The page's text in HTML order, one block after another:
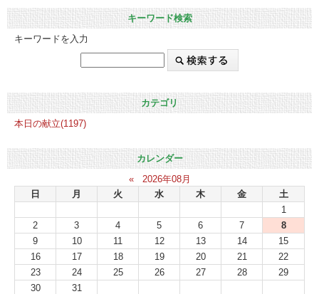
キーワード検索
キーワードを入力
カテゴリ
本日の献立(1197)
カレンダー
«
2026年08月
日
月 火 水 木 金
土
1
2
3 4 5 6 7
8
9
10 11 12 13 14
15
16
17 18 19 20 21
22
23
24 25 26 27 28
29
30
31